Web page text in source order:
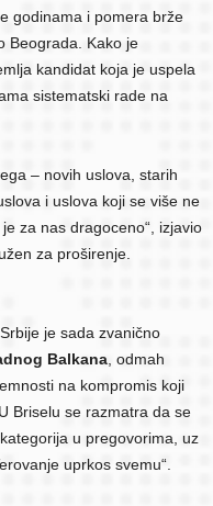
godinama i pomera brže
Beograda. Kako je
kandidat koja je uspela
sistematski rade na
– novih uslova, starih
i uslova koji se više ne
za nas dragoceno“, izjavio
za proširenje.
je sada zvanično
Balkana , odmah
na kompromis koji
Briselu se razmatra da se
u pregovorima, uz
uprkos svemu“.